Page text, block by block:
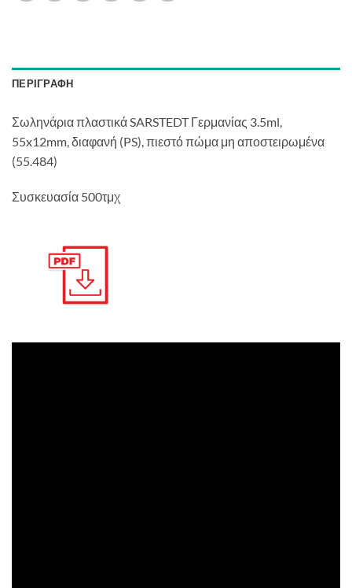
ΠΕΡΙΓΡΑΦΉ
Σωληνάρια πλαστικά SARSTEDT Γερμανίας 3.5ml,
55x12mm, διαφανή (PS), πιεστό πώμα μη αποστειρωμένα
(55.484)
Συσκευασία 500τμχ